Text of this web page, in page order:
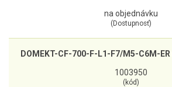
na objednávku
(Dostupnosť)
DOMEKT-CF-700-F-L1-F7/M5-C6M-
1003950
(kód)